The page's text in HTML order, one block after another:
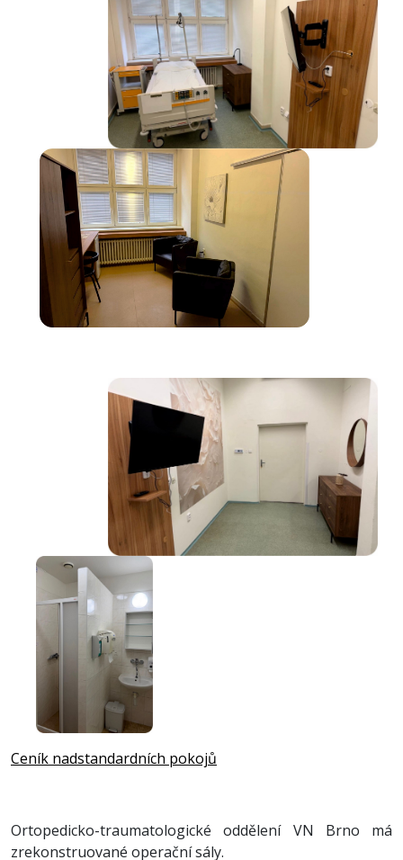
Ceník nadstandardních pokojů
Ortopedicko-traumatologické oddělení VN Brno má
zrekonstruované operační sály.